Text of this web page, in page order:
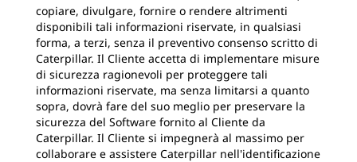
copiare, divulgare, fornire o rendere altrimenti
disponibili tali informazioni riservate, in qualsiasi
forma, a terzi, senza il preventivo consenso scritto di
Caterpillar. Il Cliente accetta di implementare misure
di sicurezza ragionevoli per proteggere tali
informazioni riservate, ma senza limitarsi a quanto
sopra, dovrà fare del suo meglio per preservare la
sicurezza del Software fornito al Cliente da
Caterpillar. Il Cliente si impegnerà al massimo per
collaborare e assistere Caterpillar nell'identificazione